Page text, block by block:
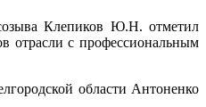
Клепиков Ю.Н. отметил
отрасли с профессиональным
области Антоненко